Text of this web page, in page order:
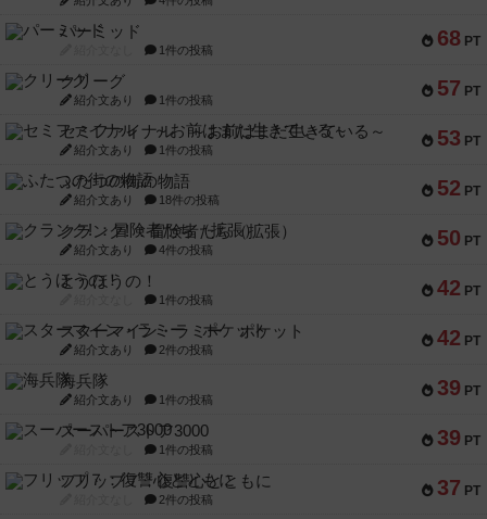
68 PT
パーミッド
1件の投稿
57 PT
クリーグ
紹介文あり 1件の投稿
53 PT
セミファイナル ～お前はまだ生きている～
紹介文あり 1件の投稿
52 PT
ふたつの街の物語
紹介文あり 18件の投稿
50 PT
クランク! ：冒険者たち（拡張）
紹介文あり 4件の投稿
42 PT
とうほうの！
1件の投稿
42 PT
スターマイン・ラミー ポケット
紹介文あり 2件の投稿
39 PT
海兵隊
紹介文あり 1件の投稿
39 PT
スーパーストア3000
1件の投稿
37 PT
フリップ７：復讐心とともに
2件の投稿